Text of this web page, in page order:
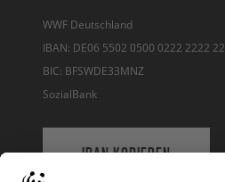
WWF Deutschland
IBAN: DE06 5502 0500 0222 2222 22
BIC: BFSWDE33MNZ
SozialBank
IBAN KOPIEREN